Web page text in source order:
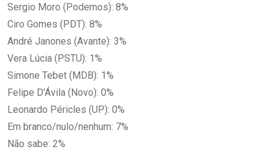
Sergio Moro (Podemos): 8%
Ciro Gomes (PDT): 8%
André Janones (Avante): 3%
Vera Lúcia (PSTU): 1%
Simone Tebet (MDB): 1%
Felipe D’Ávila (Novo): 0%
Leonardo Péricles (UP): 0%
Em branco/nulo/nenhum: 7%
Não sabe: 2%